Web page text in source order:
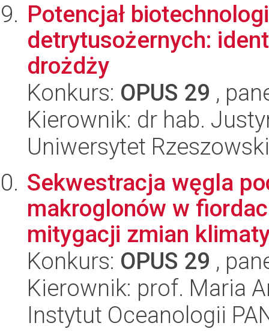
Potencjał
detrytusożernych:
drożdży
Konkurs: OPUS 29 ,
Kierownik: dr hab.
Uniwersytet Rzeszowski
Sekwestracja węgla
makroglonów w
mitygacji zmian
Konkurs: OPUS 29 ,
Kierownik: prof. Maria
Instytut Oceanologii